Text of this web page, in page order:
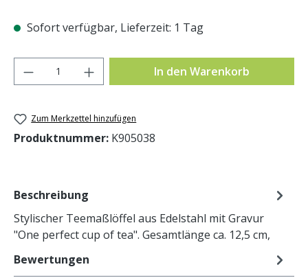
Sofort verfügbar, Lieferzeit: 1 Tag
Produkt Anzahl: Gib den gewünschten
In den Warenkorb
Zum Merkzettel hinzufügen
Produktnummer: K905038
Beschreibung
Stylischer Teemaßlöffel aus Edelstahl mit Gravur
"One perfect cup of tea". Gesamtlänge ca. 12,5 cm,
Bewertungen